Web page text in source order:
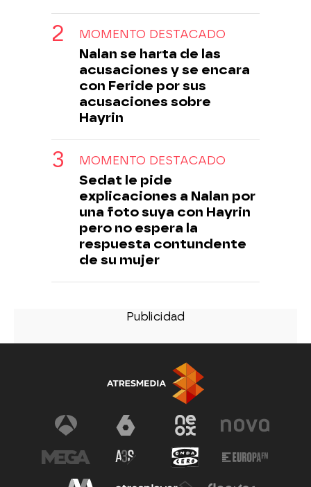
MOMENTO DESTACADO
Nalan se harta de las
acusaciones y se encara
con Feride por sus
acusaciones sobre
Hayrin
MOMENTO DESTACADO
Sedat le pide
explicaciones a Nalan por
una foto suya con Hayrin
pero no espera la
respuesta contundente
de su mujer